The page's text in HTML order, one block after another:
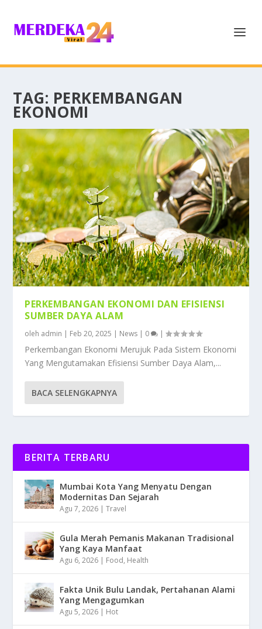
TAG: PERKEMBANGAN
EKONOMI
PERKEMBANGAN EKONOMI DAN EFISIENSI
SUMBER DAYA ALAM
oleh admin | Feb 20, 2025 | News | 0 |
Perkembangan Ekonomi Merujuk Pada Sistem Ekonomi
Yang Mengutamakan Efisiensi Sumber Daya Alam,...
BACA SELENGKAPNYA
BERITA TERBARU
Mumbai Kota Yang Menyatu Dengan
Modernitas Dan Sejarah
Agu 7, 2026 |Travel
Gula Merah Pemanis Makanan Tradisional
Yang Kaya Manfaat
Agu 6, 2026 | Food, Health
Fakta Unik Bulu Landak, Pertahanan Alami
Yang Mengagumkan
Agu 5, 2026 | Hot